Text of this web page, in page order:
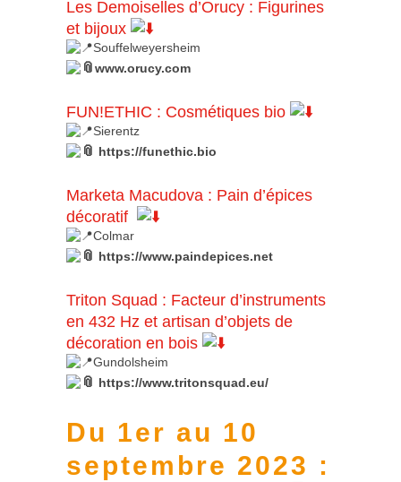
Les Demoiselles d’Orucy : Figurines
et bijoux
Souffelweyersheim
www.orucy.com
FUN!ETHIC : Cosmétiques bio
Sierentz
https://funethic.bio
Marketa Macudova : Pain d’épices
décoratif
Colmar
https://www.paindepices.net
Triton Squad : Facteur d’instruments
en 432 Hz et artisan d’objets de
décoration en bois
Gundolsheim
https://www.tritonsquad.eu/
Du 1er au 10
septembre 2023 :